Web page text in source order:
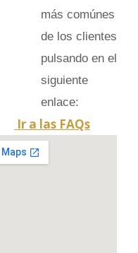
más comúnes
de los clientes
pulsando en el
siguiente
enlace:
Ir a las FAQs